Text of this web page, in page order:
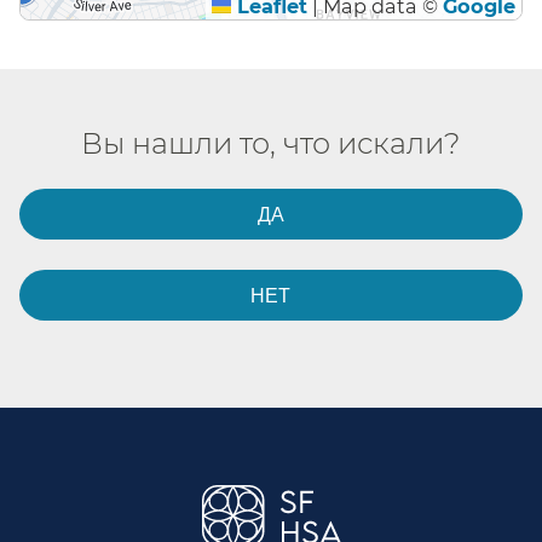
Leaflet |Map data © Google
Вы нашли то, что искали?​​
ДА​​
НЕТ​​